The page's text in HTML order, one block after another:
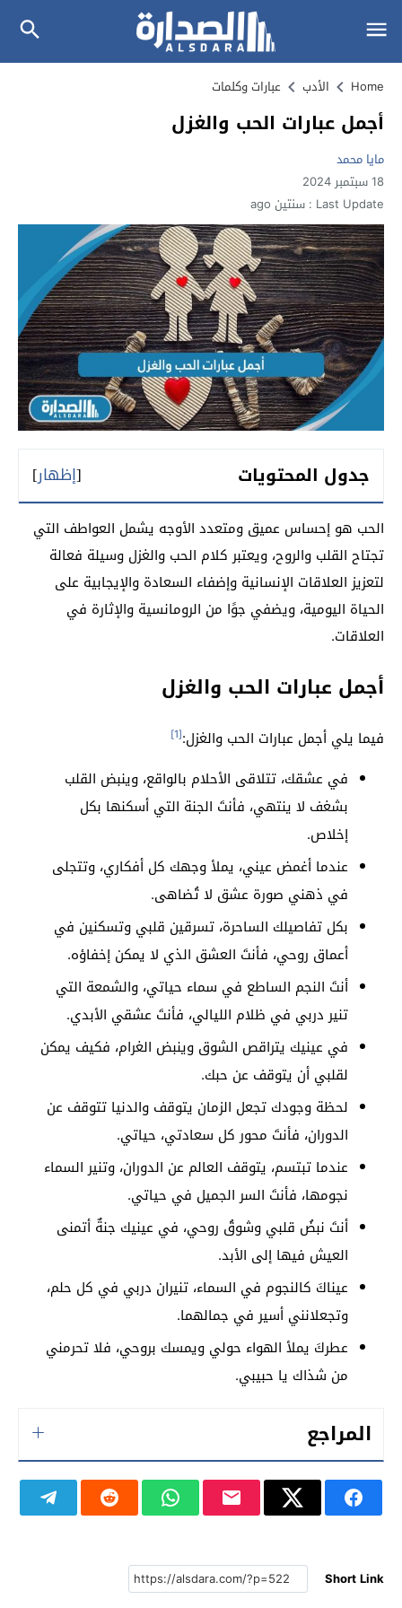
Home الأدب عبارات وكلمات
أجمل عبارات الحب والغزل
مايا محمد
18 سبتمبر 2024
Last Update : سنتين ago
جدول المحتويات [إظهار]
الحب هو إحساس عميق ومتعدد الأوجه يشمل العواطف التي
تجتاح القلب والروح، ويعتبر كلام الحب والغزل وسيلة فعالة
لتعزيز العلاقات الإنسانية وإضفاء السعادة والإيجابية على
الحياة اليومية، ويضفي جوًا من الرومانسية والإثارة في
العلاقات.
أجمل عبارات الحب والغزل
فيما يلي أجمل عبارات الحب والغزل:[1]
في عشقك، تتلاقى الأحلام بالواقع، وينبض القلب
بشغف لا ينتهي، فأنتَ الجنة التي أسكنها بكل
إخلاص.
عندما أغمض عيني، يملأ وجهك كل أفكاري، وتتجلى
في ذهني صورة عشق لا تُضاهى.
بكل تفاصيلك الساحرة، تسرقين قلبي وتسكنين في
أعماق روحي، فأنتَ العشق الذي لا يمكن إخفاؤه.
أنتَ النجم الساطع في سماء حياتي، والشمعة التي
تنير دربي في ظلام الليالي، فأنتَ عشقي الأبدي.
في عينيك يتراقص الشوق وينبض الغرام، فكيف يمكن
لقلبي أن يتوقف عن حبك.
لحظة وجودك تجعل الزمان يتوقف والدنيا تتوقف عن
الدوران، فأنتَ محور كل سعادتي، حياتي.
عندما تبتسم، يتوقف العالم عن الدوران، وتنير السماء
نجومها، فأنتَ السر الجميل في حياتي.
أنتَ نبضُ قلبي وشوقُ روحي، في عينيك جنةٌ أتمنى
العيش فيها إلى الأبد.
عيناكَ كالنجوم في السماء، تنيران دربي في كل حلم،
وتجعلانني أسير في جمالهما.
عطركَ يملأ الهواء حولي ويمسك بروحي، فلا تحرمني
من شذاك يا حبيبي.
المراجع
Short Link